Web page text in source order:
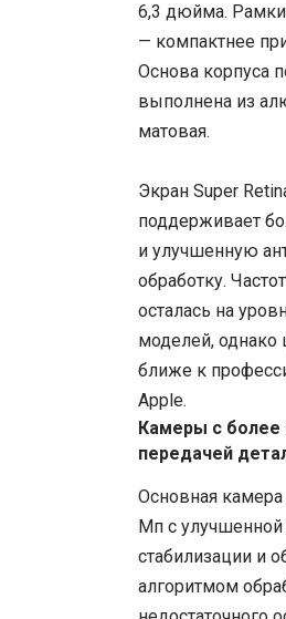
6,3 дюйма. Рамки
— компактнее
Основа корпуса
выполнена из
матовая.
Экран Super
поддерживает
и улучшенную
обработку.
осталась на
моделей, однако
ближе к
Apple.
Камеры с более
передачей
Основная камера
Мп с улучшенной
стабилизации и
алгоритмом